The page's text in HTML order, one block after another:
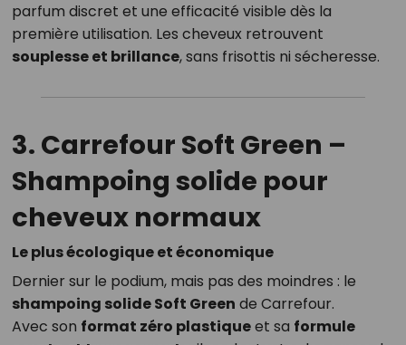
parfum discret et une efficacité visible dès la
première utilisation. Les cheveux retrouvent
souplesse et brillance, sans frisottis ni sécheresse.
3. Carrefour Soft Green –
Shampoing solide pour
cheveux normaux
Le plus écologique et économique
Dernier sur le podium, mais pas des moindres : le
shampoing solide Soft Green de Carrefour.
Avec son format zéro plastiqueet sa formule